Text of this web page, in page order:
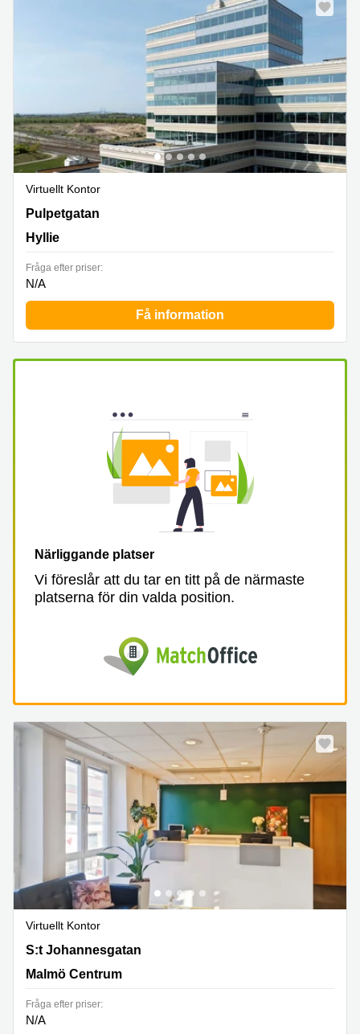
Virtuellt Kontor
Pulpetgatan 28,Våning 4, Hyllie
Pulpetgatan
Hyllie
Fråga efter priser:
N/A
Få information
Närliggande platser
Vi föreslår att du tar en titt på de närmaste
platserna för din valda position.
Virtuellt Kontor
S:t Johannesgatan 2,4:e våningen, Malmö Centrum
S:t Johannesgatan
Malmö Centrum
Fråga efter priser:
N/A